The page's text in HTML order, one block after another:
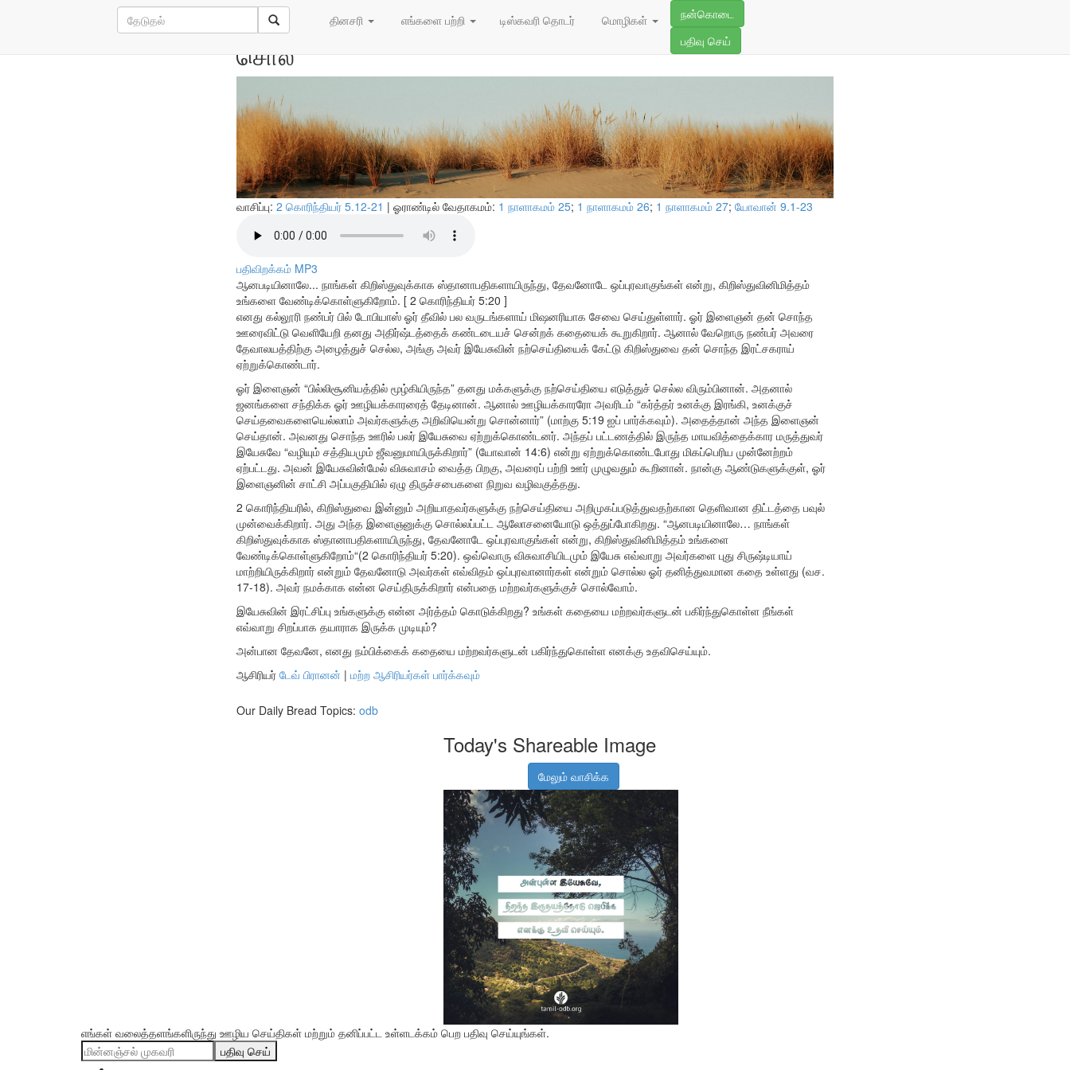
தினசரி எங்களை பற்றி டிஸ்கவரி தொடர் மொழிகள்
நன்கொடை
பதிவு செய்
தேவன் செய்ததை அவர்களுக்குச்
சொல்
25/05/2026
வாசிப்பு: 2 கொரிந்தியர் 5.12-21 | ஓராண்டில் வேதாகமம்: 1 நாளாகமம் 25; 1 நாளாகமம் 26; 1 நாளாகமம் 27; யோவான் 9.1-23
பதிவிறக்கம் MP3
ஆனபடியினாலே... நாங்கள் கிறிஸ்துவுக்காக ஸ்தானாபதிகளாயிருந்து, தேவனோடே ஒப்புரவாகுங்கள் என்று, கிறிஸ்துவினிமித்தம்
உங்களை வேண்டிக்கொள்ளுகிறோம். [ 2 கொரிந்தியர் 5:20 ]
எனது கல்லூரி நண்பர் பில் டோபியாஸ் ஓர் தீவில் பல வருடங்களாய் மிஷனரியாக சேவை செய்துள்ளார். ஓர் இளைஞன் தன் சொந்த
ஊரைவிட்டு வெளியேறி தனது அதிர்ஷ்டத்தைக் கண்டடையச் சென்றக் கதையைக் கூறுகிறார். ஆனால் வேறொரு நண்பர் அவரை
தேவாலயத்திற்கு அழைத்துச் செல்ல, அங்கு அவர் இயேசுவின் நற்செய்தியைக் கேட்டு கிறிஸ்துவை தன் சொந்த இரட்சகராய்
ஏற்றுக்கொண்டார்.
ஓர் இளைஞன் “பில்லிசூனியத்தில் மூழ்கியிருந்த” தனது மக்களுக்கு நற்செய்தியை எடுத்துச் செல்ல விரும்பினான். அதனால்
ஜனங்களை சந்திக்க ஓர் ஊழியக்காரரைத் தேடினான். ஆனால் ஊழியக்காரரோ அவரிடம் “கர்த்தர் உனக்கு இரங்கி, உனக்குச்
செய்தவைகளையெல்லாம் அவர்களுக்கு அறிவியென்று சொன்னார்” (மாற்கு 5:19 ஐப் பார்க்கவும்). அதைத்தான் அந்த இளைஞன்
செய்தான். அவனது சொந்த ஊரில் பலர் இயேசுவை ஏற்றுக்கொண்டனர். அந்தப் பட்டணத்தில் இருந்த மாயவித்தைக்கார மருத்துவர்
இயேசுவே “வழியும் சத்தியமும் ஜீவனுமாயிருக்கிறார்” (யோவான் 14:6) என்று ஏற்றுக்கொண்டபோது மிகப்பெரிய முன்னேற்றம்
ஏற்பட்டது. அவன் இயேசுவின்மேல் விசுவாசம் வைத்த பிறகு, அவரைப் பற்றி ஊர் முழுவதும் கூறினான். நான்கு ஆண்டுகளுக்குள், ஓர்
இளைஞனின் சாட்சி அப்பகுதியில் ஏழு திருச்சபைகளை நிறுவ வழிவகுத்தது.
2 கொரிந்தியரில், கிறிஸ்துவை இன்னும் அறியாதவர்களுக்கு நற்செய்தியை அறிமுகப்படுத்துவதற்கான தெளிவான திட்டத்தை பவுல்
முன்வைக்கிறார். அது அந்த இளைஞனுக்கு சொல்லப்பட்ட ஆலோசனையோடு ஒத்துப்போகிறது. “ஆனபடியினாலே… நாங்கள்
கிறிஸ்துவுக்காக ஸ்தானாபதிகளாயிருந்து, தேவனோடே ஒப்புரவாகுங்கள் என்று, கிறிஸ்துவினிமித்தம் உங்களை
வேண்டிக்கொள்ளுகிறோம்“(2 கொரிந்தியர் 5:20). ஒவ்வொரு விசுவாசியிடமும் இயேசு எவ்வாறு அவர்களை புது சிருஷ்டியாய்
மாற்றியிருக்கிறார் என்றும் தேவனோடு அவர்கள் எவ்விதம் ஒப்புரவானார்கள் என்றும் சொல்ல ஓர் தனித்துவமான கதை உள்ளது (வச.
17-18). அவர் நமக்காக என்ன செய்திருக்கிறார் என்பதை மற்றவர்களுக்குச் சொல்வோம்.
இயேசுவின் இரட்சிப்பு உங்களுக்கு என்ன அர்த்தம் கொடுக்கிறது? உங்கள் கதையை மற்றவர்களுடன் பகிர்ந்துகொள்ள நீங்கள்
எவ்வாறு சிறப்பாக தயாராக இருக்க முடியும்?
அன்பான தேவனே, எனது நம்பிக்கைக் கதையை மற்றவர்களுடன் பகிர்ந்துகொள்ள எனக்கு உதவிசெய்யும்.
ஆசிரியர் டேவ் பிரானன் | மற்ற ஆசிரியர்கள் பார்க்கவும்
Our Daily Bread Topics: odb
Today's Shareable Image
மேலும் வாசிக்க
எங்கள் வலைத்தளங்களிருந்து ஊழிய செய்திகள் மற்றும் தனிப்பட்ட உள்ளடக்கம் பெற பதிவு செய்யுங்கள்.
பதிவு செய்